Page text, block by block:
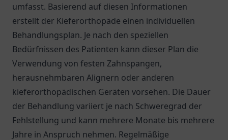
umfasst. Basierend auf diesen Informationen
erstellt der Kieferorthopäde einen individuellen
Behandlungsplan. Je nach den speziellen
Bedürfnissen des Patienten kann dieser Plan die
Verwendung von festen Zahnspangen,
herausnehmbaren Alignern oder anderen
kieferorthopädischen Geräten vorsehen. Die Dauer
der Behandlung variiert je nach Schweregrad der
Fehlstellung und kann mehrere Monate bis mehrere
Jahre in Anspruch nehmen. Regelmäßige